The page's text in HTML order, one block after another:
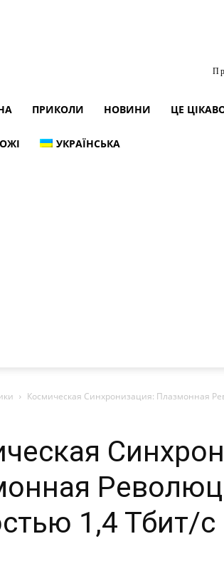
ПРИКОЛИ НОВИНИ ЦЕ
УКРАЇНСЬКА
Космическая Синхронизация: Плазмонная
1,4 Тбит/с